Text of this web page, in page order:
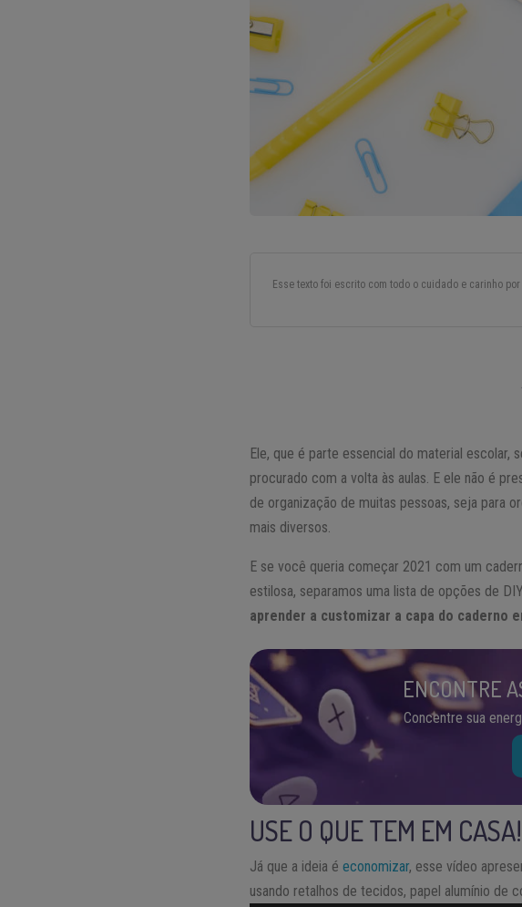
Esse texto foi escrito com todo o cuidado e carinho
Ele, que é parte essencial do material escolar,
procurado com a volta às aulas. E ele não é
de organização de muitas pessoas, seja para
mais diversos.
E se você queria começar 2021 com um
estilosa, separamos uma lista de opções de
aprender a customizar a capa do caderno
ENCONTRE
Concentre sua
USE O QUE TEM EM CASA!
Já que a ideia éeconomizar, esse vídeo
usando retalhos de tecidos, papel alumínio de